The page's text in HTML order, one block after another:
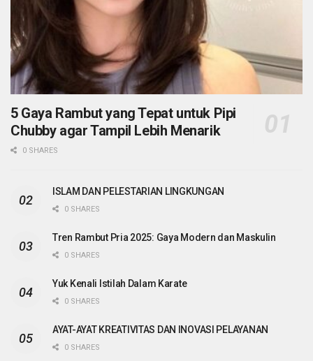
5 Gaya Rambut yang Tepat untuk Pipi
Chubby agar Tampil Lebih Menarik
0 SHARES
ISLAM DAN PELESTARIAN LINGKUNGAN
0 SHARES
Tren Rambut Pria 2025: Gaya Modern dan Maskulin
0 SHARES
Yuk Kenali Istilah Dalam Karate
0 SHARES
AYAT-AYAT KREATIVITAS DAN INOVASI PELAYANAN
0 SHARES